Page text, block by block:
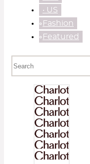
‧ US
⃘Fashion
⃘Featured